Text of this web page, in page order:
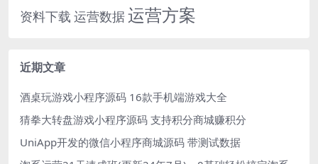
资料下载 运营数据运营方案
近期文章
酒桌玩游戏小程序源码 16款手机端游戏大全
猜拳大转盘游戏小程序源码 支持积分商城赚积分
UniApp开发的微信小程序商城源码 带测试数据